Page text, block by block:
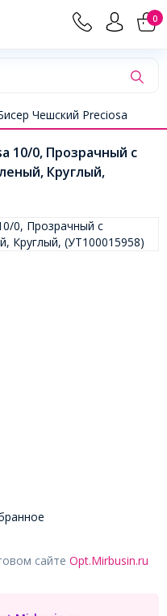
0
Чешский Preciosa
10/0, Прозрачный с
Круглый,
сайте Opt.Mirbusin.ru